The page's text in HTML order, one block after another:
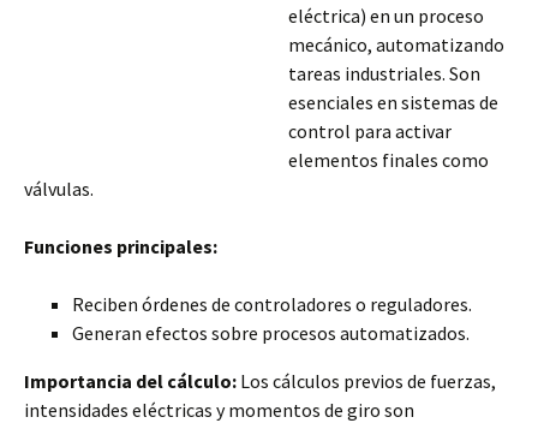
eléctrica) en un proceso
mecánico, automatizando
tareas industriales. Son
esenciales en sistemas de
control para activar
elementos finales como
válvulas.
Funciones principales:
Reciben órdenes de controladores o reguladores.
Generan efectos sobre procesos automatizados.
Importancia del cálculo: Los cálculos previos de fuerzas,
intensidades eléctricas y momentos de giro son